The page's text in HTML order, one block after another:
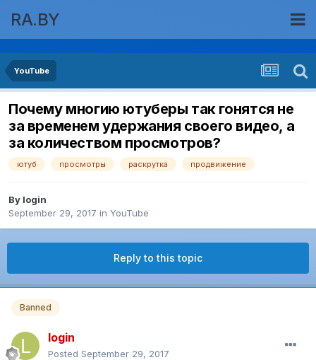
RA.BY
YouTube
Почему многию ютуберы так гонятся не
за временем удержания своего видео, а
за количеством просмотров?
ютуб просмотры раскрутка продвижение
By login
September 29, 2017 in YouTube
Reply to this topic
Banned
login
Posted September 29, 2017